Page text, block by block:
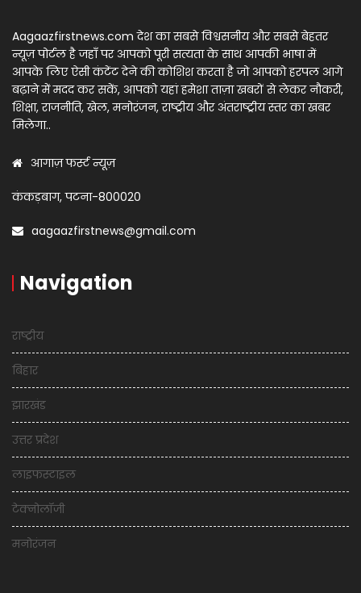
Aagaazfirstnews.com देश का सबसे विश्वसनीय और सबसे बेहतर
न्यूज़ पोर्टल है जहाँ पर आपको पूरी सत्यता के साथ आपकी भाषा में
आपके लिए ऐसी कंटेंट देने की कोशिश करता है जो आपको हरपल आगे
बढ़ाने में मदद कर सकें, आपको यहां हमेशा ताज़ा खबरों से लेकर नौकरी,
शिक्षा, राजनीति, खेल, मनोरंजन, राष्ट्रीय और अंतराष्ट्रीय स्तर का खबर
मिलेगा..
आगाज़ फर्स्ट न्यूज़
कंकड़बाग, पटना-800020
aagaazfirstnews@gmail.com
Navigation
राष्ट्रीय
बिहार
झारखंड
उत्तर प्रदेश
लाइफस्टाइल
टेक्नोलॉजी
मनोरंजन